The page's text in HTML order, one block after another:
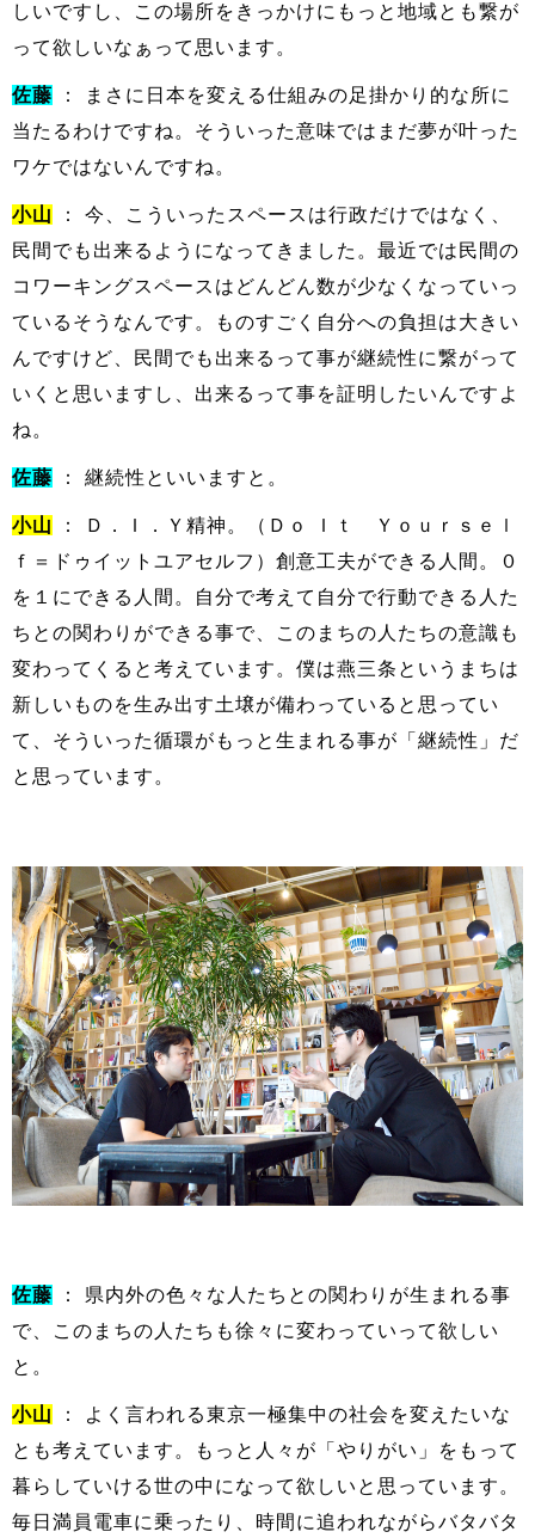
しいですし、この場所をきっかけにもっと地域とも繋が
って欲しいなぁって思います。
佐藤 ： まさに日本を変える仕組みの足掛かり的な所に
当たるわけですね。そういった意味ではまだ夢が叶った
ワケではないんですね。
小山
： 今、こういったスペースは行政だけではなく、
民間でも出来るようになってきました。最近では民間の
コワーキングスペースはどんどん数が少なくなっていっ
ているそうなんです。ものすごく自分への負担は大きい
んですけど、民間でも出来るって事が継続性に繋がって
いくと思いますし、出来るって事を証明したいんですよ
ね。
佐藤 ： 継続性といいますと。
小山
： Ｄ．Ｉ．Ｙ精神。（Ｄｏ Ｉｔ Ｙｏｕｒｓｅｌ
ｆ＝ドゥイットユアセルフ）創意工夫ができる人間。０
を１にできる人間。自分で考えて自分で行動できる人た
ちとの関わりができる事で、このまちの人たちの意識も
変わってくると考えています。僕は燕三条というまちは
新しいものを生み出す土壌が備わっていると思ってい
て、そういった循環がもっと生まれる事が「継続性」だ
と思っています。
佐藤 ： 県内外の色々な人たちとの関わりが生まれる事
で、このまちの人たちも徐々に変わっていって欲しい
と。
小山
： よく言われる東京一極集中の社会を変えたいな
とも考えています。もっと人々が「やりがい」をもって
暮らしていける世の中になって欲しいと思っています。
毎日満員電車に乗ったり、時間に追われながらバタバタ